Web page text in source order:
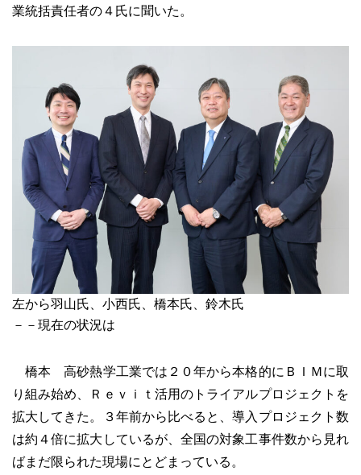
業統括責任者の４氏に聞いた。
左から羽山氏、小西氏、橋本氏、鈴木氏
－－現在の状況は
橋本 高砂熱学工業では２０年から本格的にＢＩＭに取
り組み始め、Ｒｅｖｉｔ活用のトライアルプロジェクトを
拡大してきた。３年前から比べると、導入プロジェクト数
は約４倍に拡大しているが、全国の対象工事件数から見れ
ばまだ限られた現場にとどまっている。